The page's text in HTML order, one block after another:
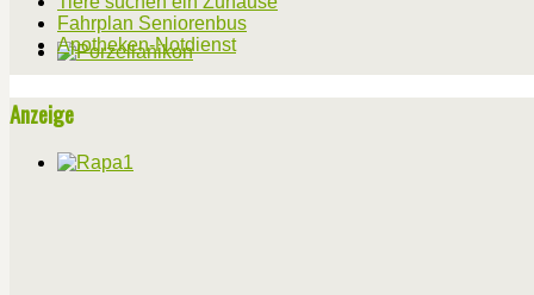
Fahrplan Seniorenbus
Apotheken-Notdienst
Anzeige